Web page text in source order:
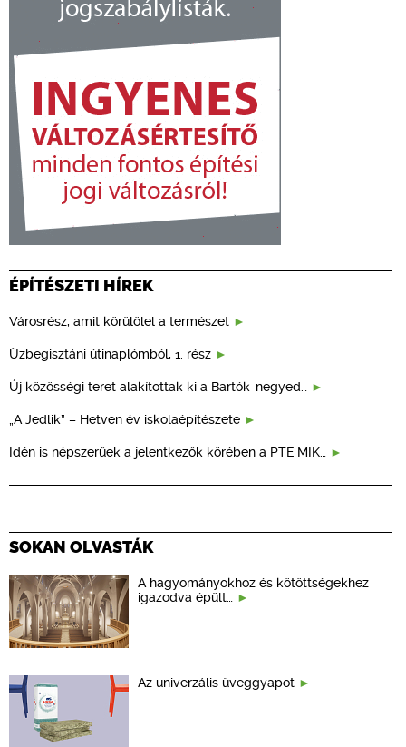
ÉPÍTÉSZETI HÍREK
Városrész, amit körülölel a természet
Üzbegisztáni útinaplómból, 1. rész
Új közösségi teret alakítottak ki a Bartók-negyed…
„A Jedlik” – Hetven év iskolaépítészete
Idén is népszerűek a jelentkezők körében a PTE MIK…
SOKAN OLVASTÁK
A hagyományokhoz és kötöttségekhez
igazodva épült…
Az univerzális üveggyapot